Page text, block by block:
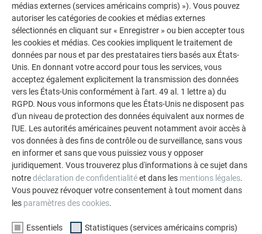
RETOUR SUIVANT
médias externes (services américains compris) »). Vous pouvez
autoriser les catégories de cookies et médias externes
sélectionnés en cliquant sur « Enregistrer » ou bien accepter tous
les cookies et médias. Ces cookies impliquent le traitement de
données par nous et par des prestataires tiers basés aux États-
Unis. En donnant votre accord pour tous les services, vous
acceptez également explicitement la transmission des données
vers les États-Unis conformément à l'art. 49 al. 1 lettre a) du
RGPD. Nous vous informons que les États-Unis ne disposent pas
d'un niveau de protection des données équivalent aux normes de
l'UE. Les autorités américaines peuvent notamment avoir accès à
vos données à des fins de contrôle ou de surveillance, sans vous
en informer et sans que vous puissiez vous y opposer
juridiquement. Vous trouverez plus d'informations à ce sujet dans
notredéclaration de confidentialitéet dans les mentions légales.
Vous pouvez révoquer votre consentement à tout moment dans
les paramètres des cookies.
Essentiels Statistiques (services américains compris)